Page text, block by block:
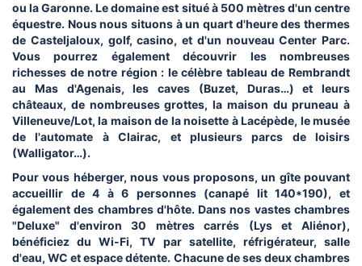
ou la Garonne. Le domaine est situé à 500 mètres d'un centre
équestre. Nous nous situons à un quart d'heure des thermes
de Casteljaloux, golf, casino, et d'un nouveau Center Parc.
Vous pourrez également découvrir les nombreuses
richesses de notre région : le célèbre tableau de Rembrandt
au Mas d'Agenais, les caves (Buzet, Duras…) et leurs
châteaux, de nombreuses grottes, la maison du pruneau à
Villeneuve/Lot, la maison de la noisette à Lacépède, le musée
de l'automate à Clairac, et plusieurs parcs de loisirs
(Walligator…).
Pour vous héberger, nous vous proposons, un gîte pouvant
accueillir de 4 à 6 personnes (canapé lit 140*190), et
également des chambres d'hôte. Dans nos vastes chambres
"Deluxe" d'environ 30 mètres carrés (Lys et Aliénor),
bénéficiez du Wi-Fi, TV par satellite, réfrigérateur, salle
d'eau, WC et espace détente. Chacune de ses deux chambres